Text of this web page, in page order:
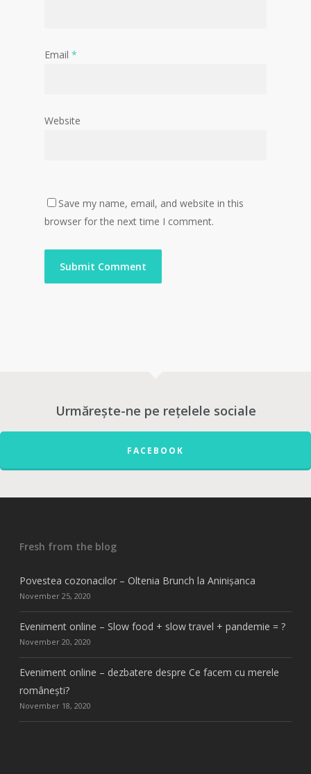
Email *
Website
Save my name, email, and website in this
browser for the next time I comment.
Urmărește-ne pe rețelele sociale
FACEBOOK
Fresh from the blog
Povestea cozonacilor – Oltenia Brunch la Aninișanca
November 25, 2020
Eveniment online – Slow food + slow travel + pandemie = ?
November 20, 2020
Eveniment online – dezbatere despre Ce facem cu merele
românești?
November 18, 2020